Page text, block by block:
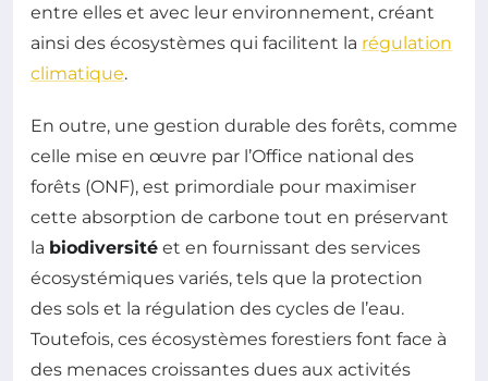
entre elles et avec leur environnement, créant
ainsi des écosystèmes qui facilitent la régulation
climatique.
En outre, une gestion durable des forêts, comme
celle mise en œuvre par l’Office national des
forêts (ONF), est primordiale pour maximiser
cette absorption de carbone tout en préservant
la biodiversité et en fournissant des services
écosystémiques variés, tels que la protection
des sols et la régulation des cycles de l’eau.
Toutefois, ces écosystèmes forestiers font face à
des menaces croissantes dues aux activités